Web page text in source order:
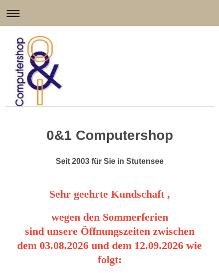
0&1 Computershop
Seit 2003 für Sie in Stutensee
Sehr geehrte Kundschaft ,
wegen den Sommerferien
sind unsere Öffnungszeiten zwischen
dem 03.08.2026 und dem 12.09.2026 wie
folgt: